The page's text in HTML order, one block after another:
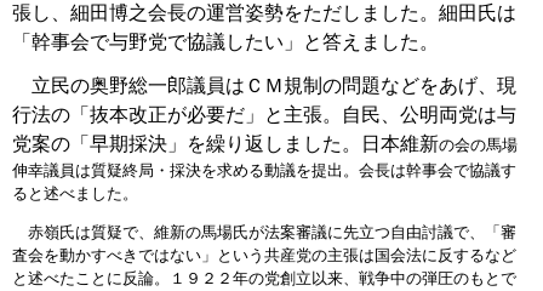
張し、細田博之会長の運営姿勢をただしました。細田氏は
「幹事会で与野党で協議したい」と答えました。
立民の奥野総一郎議員はＣＭ規制の問題などをあげ、現
行法の「抜本改正が必要だ」と主張。自民、公明両党は与
党案の「早期採決」を繰り返しました。日本維新の会の馬場
伸幸議員は質疑終局・採決を求める動議を提出。会長は幹事会で協議す
ると述べました。
赤嶺氏は質疑で、維新の馬場氏が法案審議に先立つ自由討議で、「審
査会を動かすべきではない」という共産党の主張は国会法に反するなど
と述べたことに反論。１９２２年の党創立以来、戦争中の弾圧のもとで